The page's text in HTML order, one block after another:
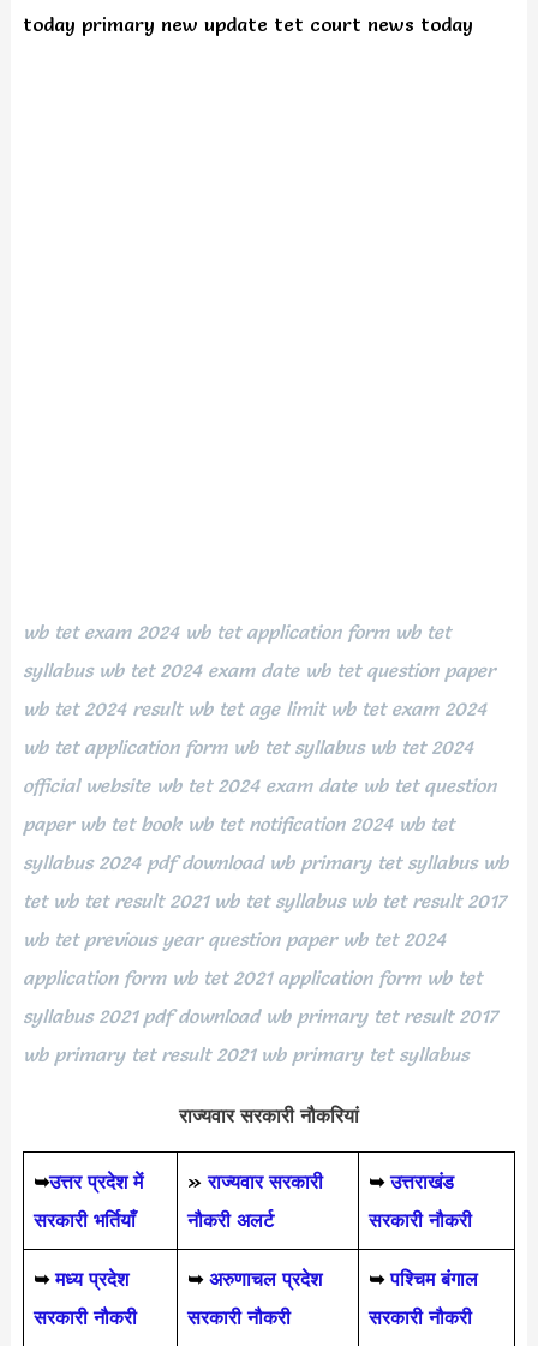
today primary new update tet court news today
wb tet exam 2024 wb tet application form wb tet
syllabus wb tet 2024 exam date wb tet question paper
wb tet 2024 result wb tet age limit wb tet exam 2024
wb tet application form wb tet syllabus wb tet 2024
official website wb tet 2024 exam date wb tet question
paper wb tet book wb tet notification 2024 wb tet
syllabus 2024 pdf download wb primary tet syllabus wb
tet wb tet result 2021 wb tet syllabus wb tet result 2017
wb tet previous year question paper wb tet 2024
application form wb tet 2021 application form wb tet
syllabus 2021 pdf download wb primary tet result 2017
wb primary tet result 2021 wb primary tet syllabus
राज्यवार सरकारी नौकरियां
➥उत्तर प्रदेश में
सरकारी भर्तियाँ
»राज्यवार सरकारी
नौकरी अलर्ट
➥ उत्तराखंड
सरकारी नौकरी
➥ मध्य प्रदेश
सरकारी नौकरी
➥ अरुणाचल प्रदेश
सरकारी नौकरी
➥ पश्चिम बंगाल
सरकारी नौकरी